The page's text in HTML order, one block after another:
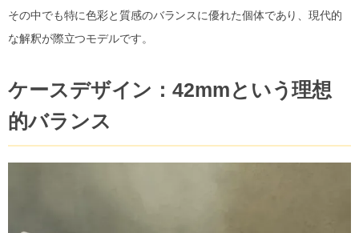
その中でも特に色彩と質感のバランスに優れた個体であり、現代的
な解釈が際立つモデルです。
ケースデザイン：42mmという理想
的バランス